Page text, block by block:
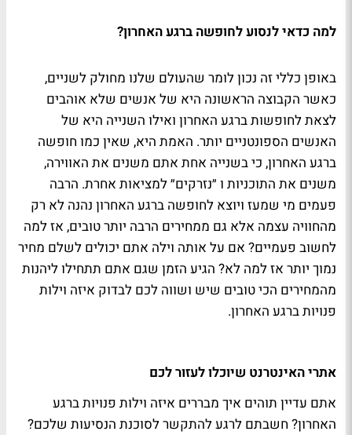
למה כדאי לנסוע לחופשה ברגע האחרון?
באופן כללי זה נכון לומר שהעולם שלנו מחולק לשניים,
כאשר הקבוצה הראשונה היא של אנשים שלא אוהבים
לצאת לחופשות ברגע האחרון ואילו השנייה היא של
האנשים הספונטניים יותר. האמת היא, שאין כמו חופשה
ברגע האחרון, כי בשנייה אחת אתם משנים את האווירה,
משנים את התוכניות ו ״נזרקים״ למציאות אחרת. הרבה
פעמים מי שמעז ויוצא לחופשה ברגע האחרון נהנה לא רק
מהחוויה עצמה אלא גם ממחירים הרבה יותר טובים, אז למה
לחשוב פעמיים? אם על אותה וילה אתם יכולים לשלם מחיר
נמוך יותר אז למה לא? הגיע הזמן שגם אתם תתחילו ליהנות
מהמחירים הכי טובים שיש ושווה לכם לבדוק איזה וילות
פנויות ברגע האחרון.
אתרי האינטרנט שיוכלו לעזור לכם
אתם עדיין תוהים איך מבררים איזה וילות פנויות ברגע
האחרון? חשבתם לרגע להתקשר לסוכנת הנסיעות שלכם?